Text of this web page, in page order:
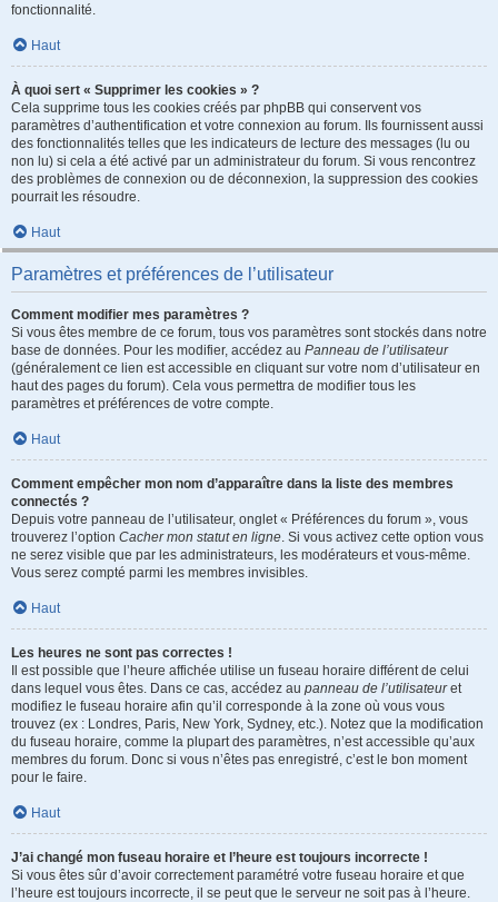
fonctionnalité.
Haut
À quoi sert « Supprimer les cookies » ?
Cela supprime tous les cookies créés par phpBB qui conservent vos
paramètres d’authentification et votre connexion au forum. Ils fournissent aussi
des fonctionnalités telles que les indicateurs de lecture des messages (lu ou
non lu) si cela a été activé par un administrateur du forum. Si vous rencontrez
des problèmes de connexion ou de déconnexion, la suppression des cookies
pourrait les résoudre.
Haut
Paramètres et préférences de l’utilisateur
Comment modifier mes paramètres ?
Si vous êtes membre de ce forum, tous vos paramètres sont stockés dans notre
base de données. Pour les modifier, accédez au Panneau de l’utilisateur
(généralement ce lien est accessible en cliquant sur votre nom d’utilisateur en
haut des pages du forum). Cela vous permettra de modifier tous les
paramètres et préférences de votre compte.
Haut
Comment empêcher mon nom d’apparaître dans la liste des membres
connectés ?
Depuis votre panneau de l’utilisateur, onglet « Préférences du forum », vous
trouverez l’option Cacher mon statut en ligne. Si vous activez cette option vous
ne serez visible que par les administrateurs, les modérateurs et vous-même.
Vous serez compté parmi les membres invisibles.
Haut
Les heures ne sont pas correctes !
Il est possible que l’heure affichée utilise un fuseau horaire différent de celui
dans lequel vous êtes. Dans ce cas, accédez au panneau de l’utilisateuret
modifiez le fuseau horaire afin qu’il corresponde à la zone où vous vous
trouvez (ex : Londres, Paris, New York, Sydney, etc.). Notez que la modification
du fuseau horaire, comme la plupart des paramètres, n’est accessible qu’aux
membres du forum. Donc si vous n’êtes pas enregistré, c’est le bon moment
pour le faire.
Haut
J’ai changé mon fuseau horaire et l’heure est toujours incorrecte !
Si vous êtes sûr d’avoir correctement paramétré votre fuseau horaire et que
l’heure est toujours incorrecte, il se peut que le serveur ne soit pas à l’heure.